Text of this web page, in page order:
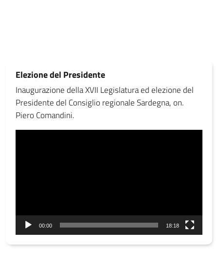
Elezione del Presidente
Inaugurazione della XVII Legislatura ed elezione del
Presidente del Consiglio regionale Sardegna, on.
Piero Comandini.
00:00 18:18